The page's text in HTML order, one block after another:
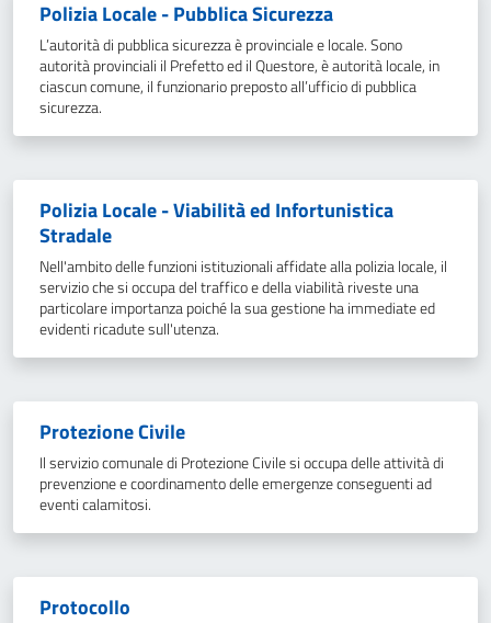
Polizia Locale - Pubblica Sicurezza
L’autorità di pubblica sicurezza è provinciale e locale. Sono
autorità provinciali il Prefetto ed il Questore, è autorità locale, in
ciascun comune, il funzionario preposto all’ufficio di pubblica
sicurezza.
Polizia Locale - Viabilità ed Infortunistica
Stradale
Nell'ambito delle funzioni istituzionali affidate alla polizia locale, il
servizio che si occupa del traffico e della viabilità riveste una
particolare importanza poiché la sua gestione ha immediate ed
evidenti ricadute sull'utenza.
Protezione Civile
Il servizio comunale di Protezione Civile si occupa delle attività di
prevenzione e coordinamento delle emergenze conseguenti ad
eventi calamitosi.
Protocollo